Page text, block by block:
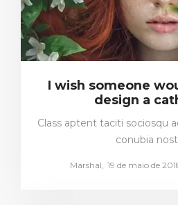
I wish someone
design a
Class aptent taciti sociosqu
conubia
Marshal Posted
19 de maio de